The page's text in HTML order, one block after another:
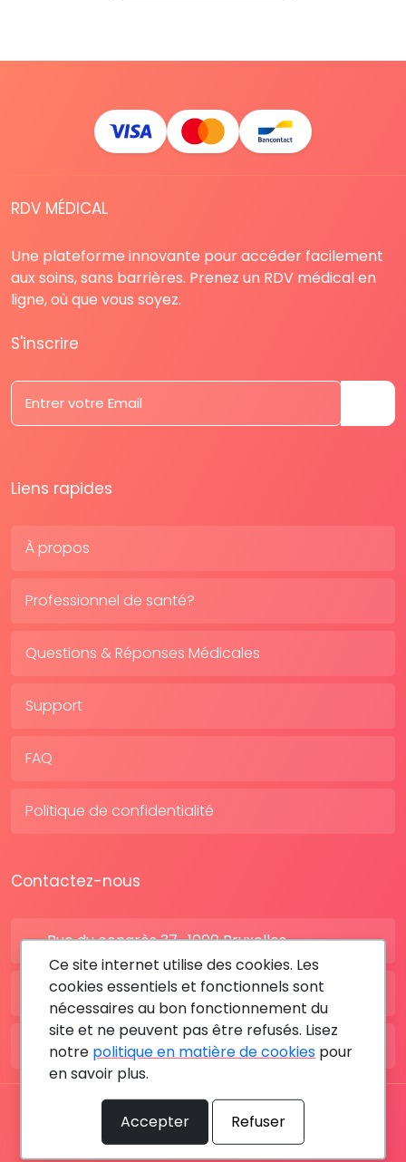
RDV MÉDICAL
Une plateforme innovante pour accéder facilement
aux soins, sans barrières. Prenez un RDV médical en
ligne, où que vous soyez.
S'inscrire
Liens rapides
À propos
Professionnel de santé?
Questions & Réponses Médicales
Support
FAQ
Politique de confidentialité
Contactez-nous
Rue du congrès 37 , 1000 Bruxelles
BE: +32 28080227
FR: +33 183642895
Tous les droits sont réservés © 2026 RDV MÉDICAL By
MediaSatCom
Ce site internet utilise des cookies. Les
cookies essentiels et fonctionnels sont
nécessaires au bon fonctionnement du
site et ne peuvent pas être refusés. Lisez
notre politique en matière de cookies pour
en savoir plus.
Accepter Refuser